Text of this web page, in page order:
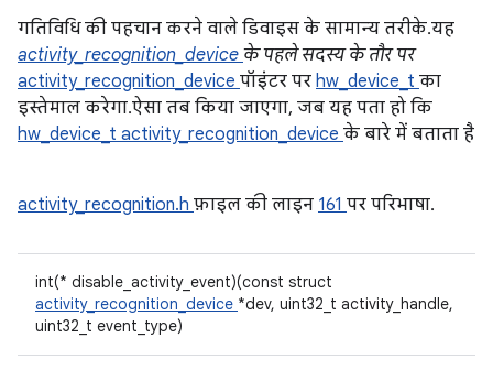
गतिविधि की पहचान करने वाले डिवाइस के सामान्य तरीके. यह
activity_recognition_device के पहले सदस्य के तौर पर
activity_recognition_device पॉइंटर पर hw_device_t का
इस्तेमाल करेगा. ऐसा तब किया जाएगा, जब यह पता हो कि
hw_device_t activity_recognition_device के बारे में बताता है
activity_recognition.h फ़ाइल की लाइन 161 पर परिभाषा.
int(* disable_activity_event)(const struct
activity_recognition_device *dev, uint32_t activity_handle,
uint32_t event_type)